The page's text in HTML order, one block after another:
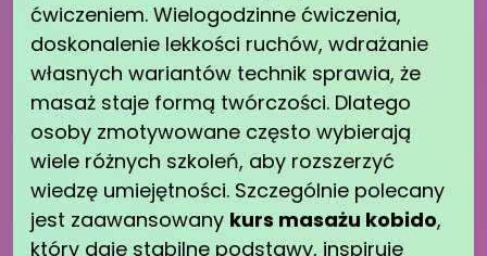
ćwiczeniem. Wielogodzinne ćwiczenia,
doskonalenie lekkości ruchów, wdrażanie
własnych wariantów technik sprawia, że
masaż staje formą twórczości. Dlatego
osoby zmotywowane często wybierają
wiele różnych szkoleń, aby rozszerzyć
wiedzę umiejętności. Szczególnie polecany
jest zaawansowany kurs masażu kobido,
który daje stabilne podstawy, inspiruje